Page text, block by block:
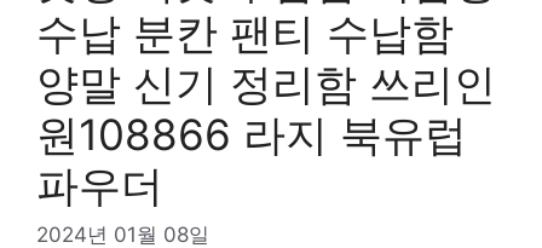
수납 분칸 팬티 수납함
양말 신기 정리함 쓰리인
원108866 라지 북유럽
파우더
2024년 01월 08일